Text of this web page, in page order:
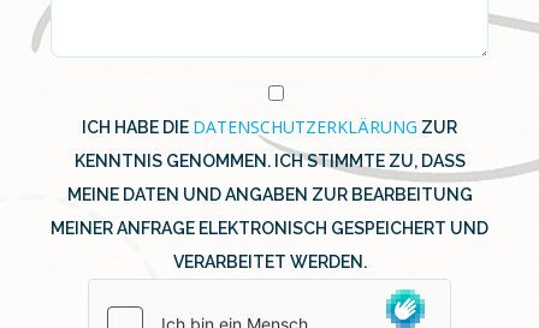
PLEASE LEAVE THIS FIELD EMPTY.
ICH HABE DIE DATENSCHUTZERKLÄRUNG ZUR
KENNTNIS GENOMMEN. ICH STIMMTE ZU, DASS
MEINE DATEN UND ANGABEN ZUR BEARBEITUNG
MEINER ANFRAGE ELEKTRONISCH GESPEICHERT UND
VERARBEITET WERDEN.